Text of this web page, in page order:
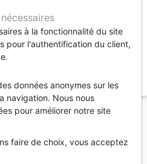
biographies
à la fonctionnalité du site
pour l'authentification du client,
données anonymes sur les
navigation. Nous nous
pour améliorer notre site
faire de choix, vous acceptez